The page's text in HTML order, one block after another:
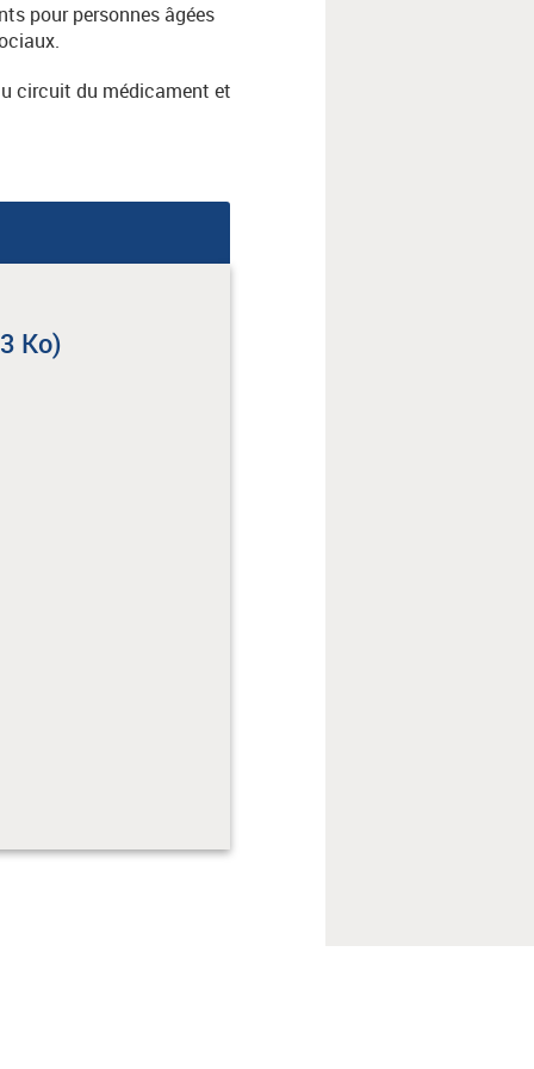
pour personnes âgées
circuit du médicament et
Ko)